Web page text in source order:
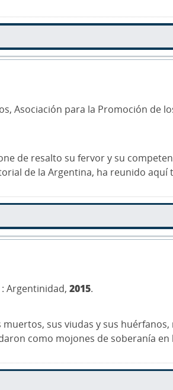
Asociación para la Promoción de
de resalto su fervor y su
de la Argentina, ha reunido aquí
Argentinidad, 2015.
sus viudas y sus
como mojones de soberanía en